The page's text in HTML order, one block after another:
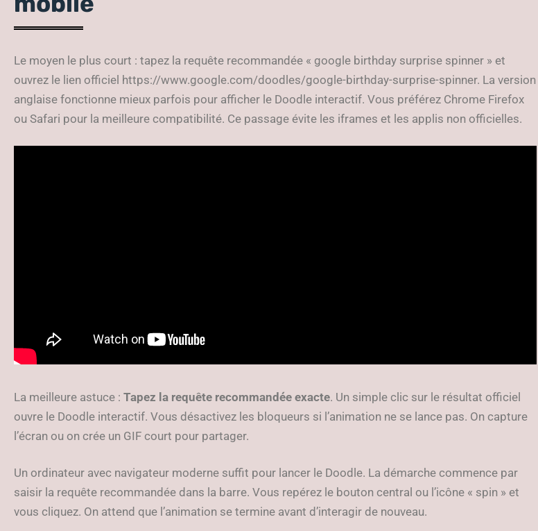
Le moyen le plus court : tapez la requête recommandée « google birthday surprise spinner » et
ouvrez le lien officiel https://www.google.com/doodles/google-birthday-surprise-spinner. La version
anglaise fonctionne mieux parfois pour afficher le Doodle interactif. Vous préférez Chrome Firefox
ou Safari pour la meilleure compatibilité. Ce passage évite les iframes et les applis non officielles.
La meilleure astuce : Tapez la requête recommandée exacte. Un simple clic sur le résultat officiel
ouvre le Doodle interactif. Vous désactivez les bloqueurs si l’animation ne se lance pas. On capture
l’écran ou on crée un GIF court pour partager.
Un ordinateur avec navigateur moderne suffit pour lancer le Doodle. La démarche commence par
saisir la requête recommandée dans la barre. Vous repérez le bouton central ou l’icône « spin » et
vous cliquez. On attend que l’animation se termine avant d’interagir de nouveau.